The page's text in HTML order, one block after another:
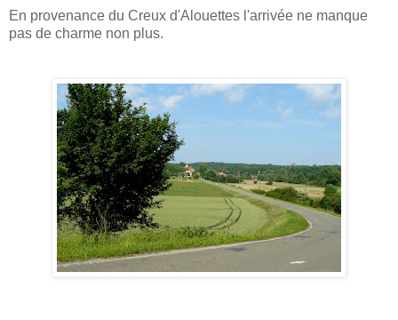
En provenance du Creux d'Alouettes l'arrivée ne manque
pas de charme non plus.